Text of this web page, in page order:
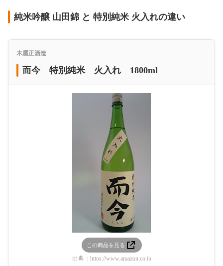
純米吟醸 山田錦 と 特別純米 火入れの違い
木屋正酒造
而今 特別純米 火入れ 1800ml
この商品を見る
出典： https://www.amazon.co.jp